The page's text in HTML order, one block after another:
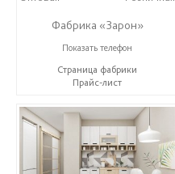
Фабрика «Зарон»
+7 (8412) 21-50-66
Показать телефон
Страница фабрики
Прайс-лист